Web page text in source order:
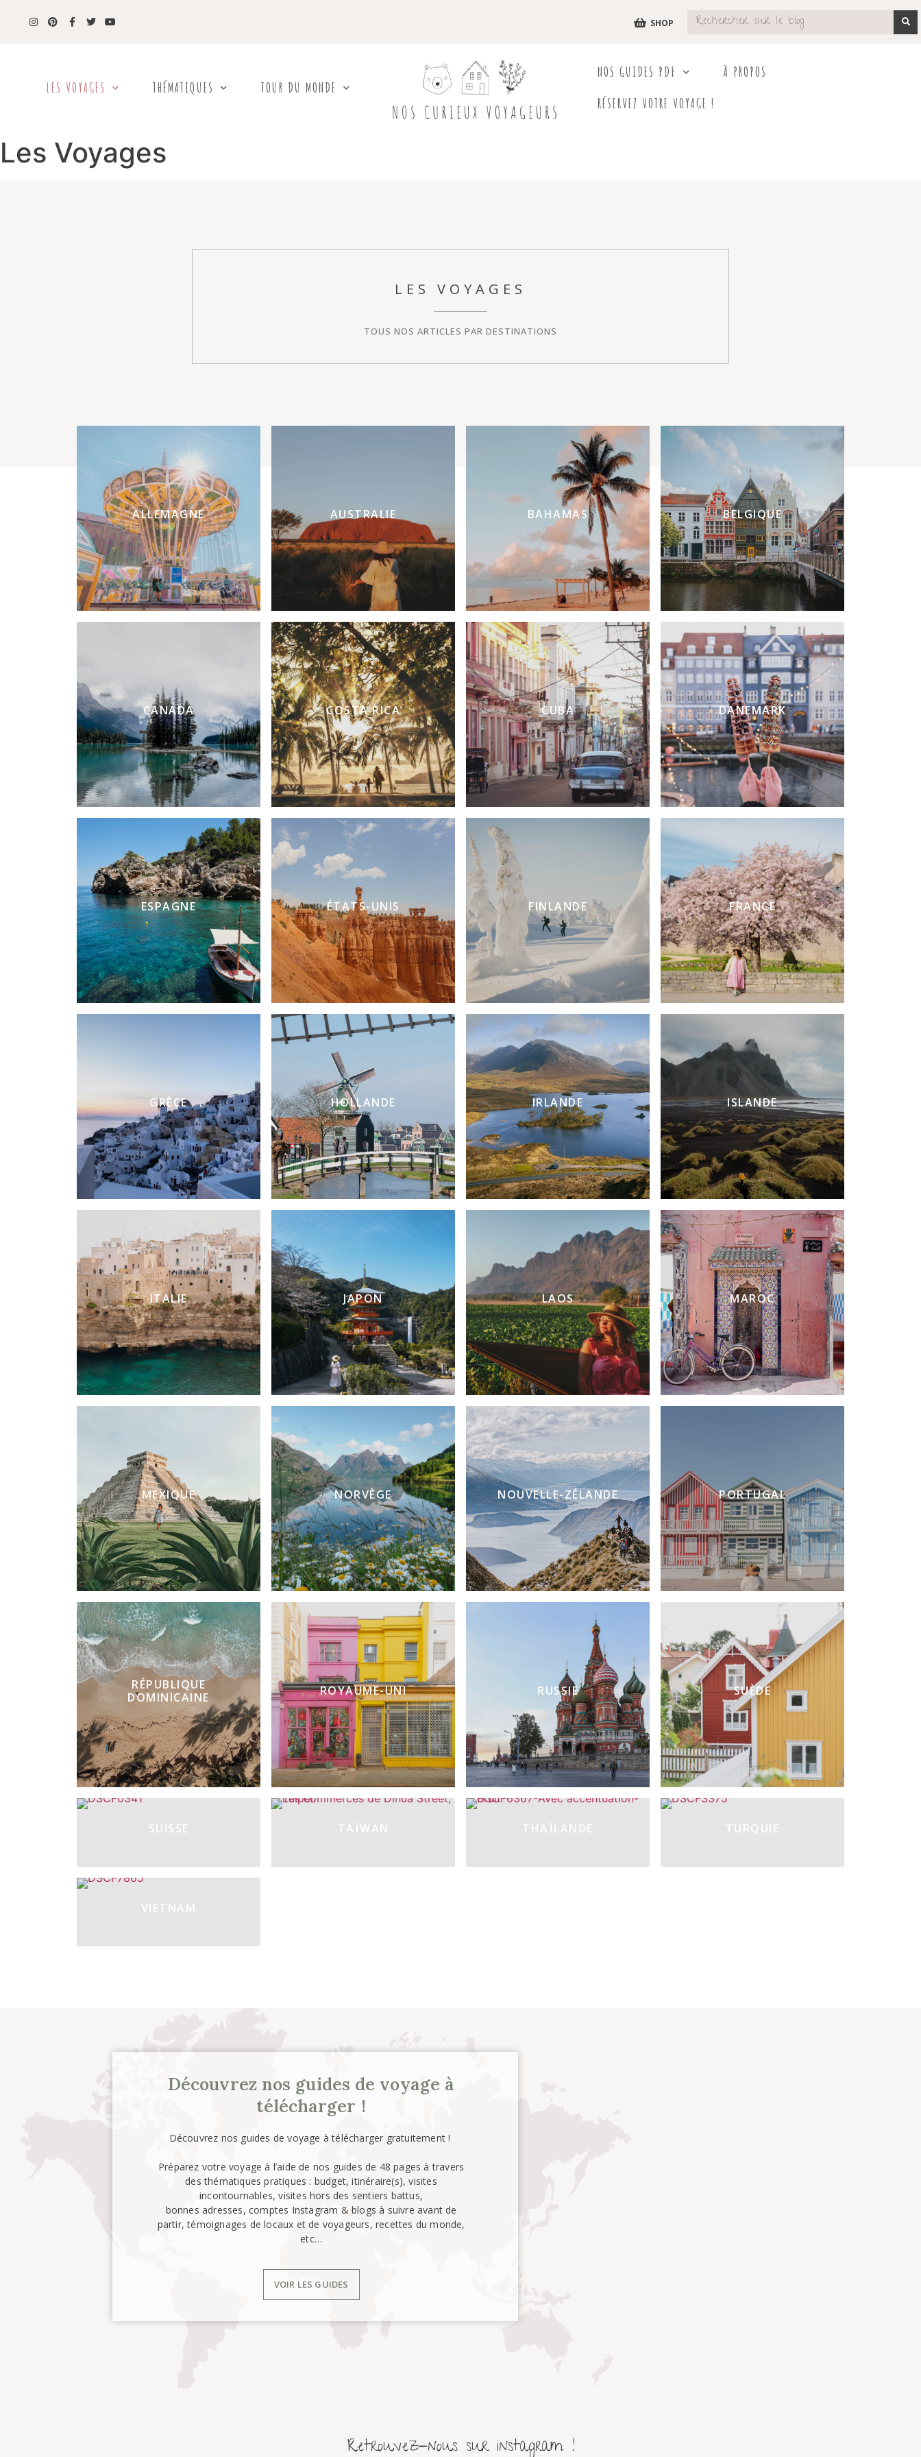
SHOP
LES VOYAGES THÉMATIQUES TOUR DU MONDE
NOS GUIDES PDF
À PROPOS
RÉSERVEZ VOTRE VOYAGE !
Les Voyages
LES VOYAGES
TOUS NOS ARTICLES PAR DESTINATIONS
ALLEMAGNE AUSTRALIE BAHAMAS BELGIQUE
CANADA COSTA RICA CUBA DANEMARK
ESPAGNE ÉTATS-UNIS FINLANDE FRANCE
GRÈCE HOLLANDE IRLANDE ISLANDE
ITALIE JAPON LAOS MAROC
MEXIQUE NORVÈGE NOUVELLE-ZÉLANDE PORTUGAL
RÉPUBLIQUE
DOMINICAINE
ROYAUME-UNI RUSSIE SUÈDE
SUISSE TAÏWAN THAÏLANDE TURQUIE
VIETNAM
Découvrez nos guides de voyage à
télécharger !
Découvrez nos guides de voyage à télécharger gratuitement !
Préparez votre voyage à l’aide de nos guides de 48 pages à travers
des thématiques pratiques : budget, itinéraire(s), visites
incontournables, visites hors des sentiers battus,
bonnes adresses, comptes Instagram & blogs à suivre avant de
partir, témoignages de locaux et de voyageurs, recettes du monde,
etc…
VOIR LES GUIDES
Retrouvez-nous sur instagram !